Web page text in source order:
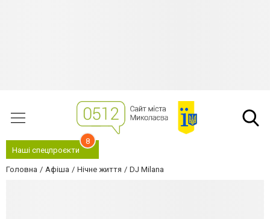
Наші спецпроєкти
8
Головна Афіша Нічне життя DJ Milana